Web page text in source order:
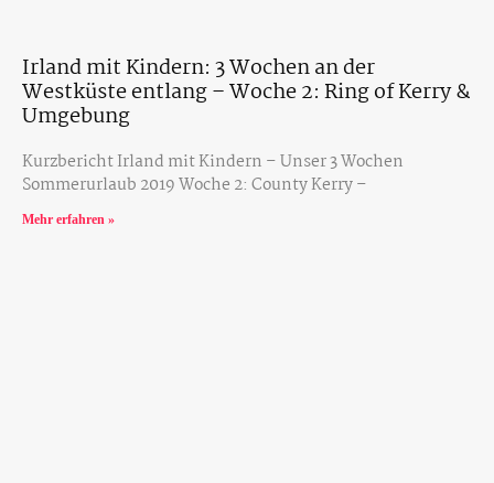
Irland mit Kindern: 3 Wochen an der
Westküste entlang – Woche 2: Ring of Kerry &
Umgebung
Kurzbericht Irland mit Kindern – Unser 3 Wochen
Sommerurlaub 2019 Woche 2: County Kerry –
Mehr erfahren »